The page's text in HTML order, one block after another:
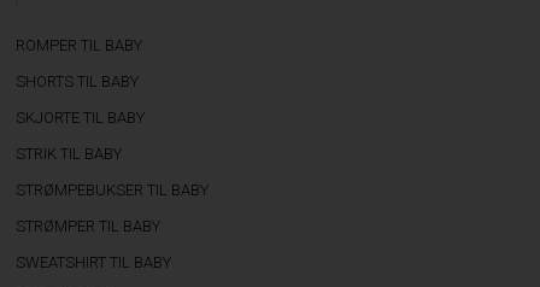
ROMPER TIL BABY
SHORTS TIL BABY
SKJORTE TIL BABY
STRIK TIL BABY
STRØMPEBUKSER TIL BABY
STRØMPER TIL BABY
SWEATSHIRT TIL BABY